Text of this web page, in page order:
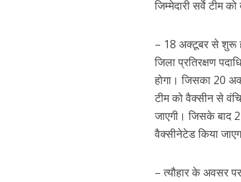
जिम्मेदारी सर्वे टीम को
– 18 अक्टूबर से शुरू
जिला प्रतिरक्षण
होगा। जिसका 20
टीम को वैक्सीन से
जाएगी। जिसके बाद
वैक्सीनेटेड किया
– त्यौहार के अवसर